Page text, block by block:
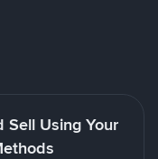
Sell Using Your